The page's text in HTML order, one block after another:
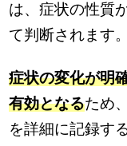
は、症状の性質
て判断されます。
症状の変化が明
有効となるため
を詳細に記録す